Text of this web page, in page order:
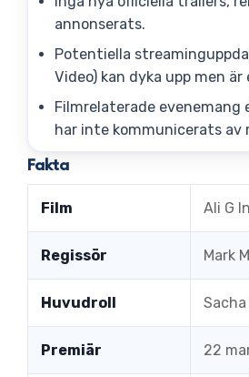
annonserats.
Potentiella
Video) kan dyka upp men
Filmrelaterade evenemang
har inte kommunicerats
Fakta
Film Ali G
Regissör Mark
Huvudroll
Premiär 22